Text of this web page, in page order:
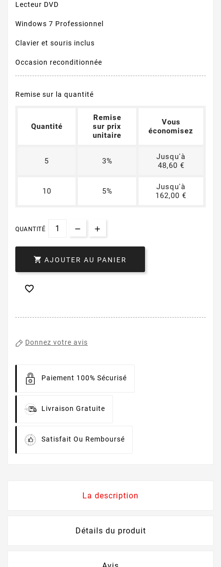
Lecteur DVD
Windows 7 Professionnel
Clavier et souris inclus
Occasion reconditionnée
Remise sur la quantité
Quantité
Remise
sur prix
unitaire
Vous
économisez
5 3%
Jusqu'à
48,60 €
10 5%
Jusqu'à
162,00 €
QUANTITÉ
 AJOUTER AU PANIER

Donnez votre avis
Paiement 100% Sécurisé
Livraison Gratuite
Satisfait Ou Remboursé
La description
Détails du produit